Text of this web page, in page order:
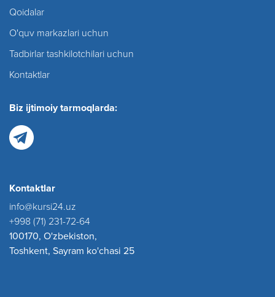
Qoidalar
O'quv markazlari uchun
Tadbirlar tashkilotchilari uchun
Kontaktlar
Biz ijtimoiy tarmoqlarda:
Kontaktlar
info@kursi24.uz
+998 (71) 231-72-64
100170, O'zbekiston,
Toshkent, Sayram ko'chasi 25